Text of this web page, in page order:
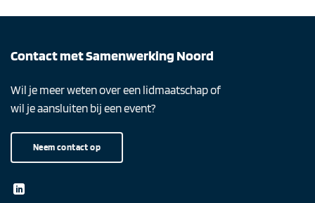
Contact met Samenwerking Noord
Wil je meer weten over een lidmaatschap of
wil je aansluiten bij een event?
Neem contact op